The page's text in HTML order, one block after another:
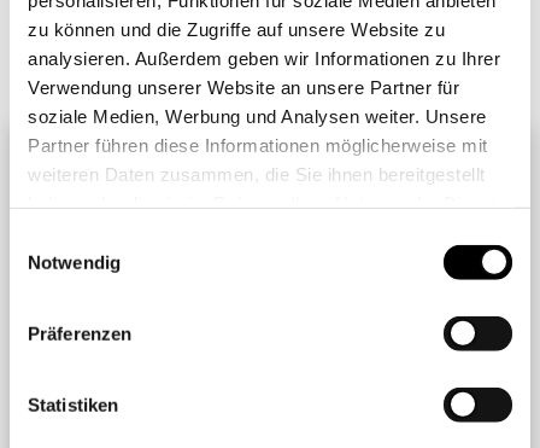
zu können und die Zugriffe auf unsere Website zu
analysieren. Außerdem geben wir Informationen zu Ihrer
Verwendung unserer Website an unsere Partner für
soziale Medien, Werbung und Analysen weiter. Unsere
Partner führen diese Informationen möglicherweise mit
weiteren Daten zusammen, die Sie ihnen bereitgestellt
Cookies, wenn Sie unsere Webseite weiterhin nutzen.
Notwendig
Präferenzen
Statistiken
Ähnliche Beiträge Alle Beiträge
Harmonisches Wohnen untereinander
ANFRAGELISTE